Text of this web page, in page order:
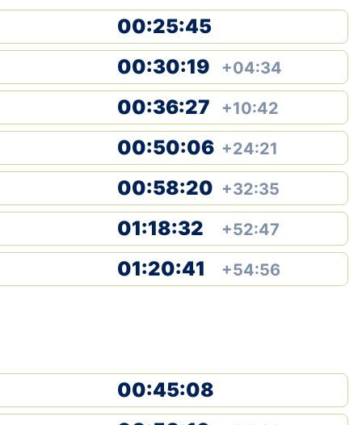
00:25:45
00:30:19 +04:34
00:36:27 +10:42
00:50:06 +24:21
00:58:20 +32:35
01:18:32 +52:47
01:20:41 +54:56
00:45:08